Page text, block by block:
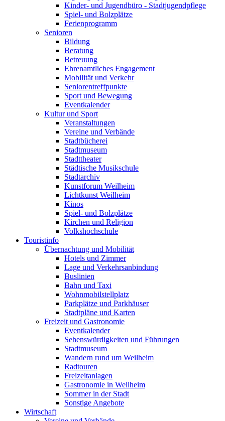
Kinder- und Jugendbüro - Stadtjugendpflege
Spiel- und Bolzplätze
Ferienprogramm
Senioren
Bildung
Beratung
Betreuung
Ehrenamtliches Engagement
Mobilität und Verkehr
Seniorentreffpunkte
Sport und Bewegung
Eventkalender
Kultur und Sport
Veranstaltungen
Vereine und Verbände
Stadtbücherei
Stadtmuseum
Stadttheater
Städtische Musikschule
Stadtarchiv
Kunstforum Weilheim
Lichtkunst Weilheim
Kinos
Spiel- und Bolzplätze
Kirchen und Religion
Volkshochschule
Touristinfo
Übernachtung und Mobilität
Hotels und Zimmer
Lage und Verkehrsanbindung
Buslinien
Bahn und Taxi
Wohnmobilstellplatz
Parkplätze und Parkhäuser
Stadtpläne und Karten
Freizeit und Gastronomie
Eventkalender
Sehenswürdigkeiten und Führungen
Stadtmuseum
Wandern rund um Weilheim
Radtouren
Freizeitanlagen
Gastronomie in Weilheim
Sommer in der Stadt
Sonstige Angebote
Wirtschaft